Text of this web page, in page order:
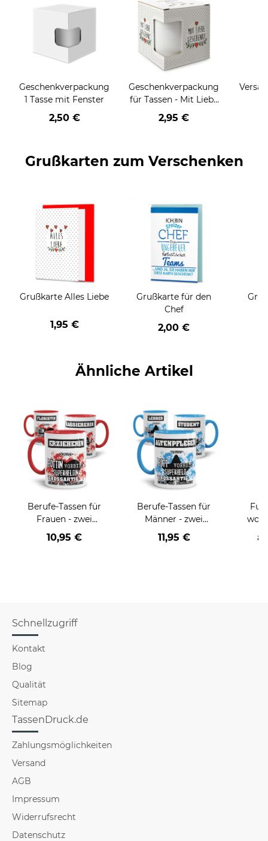
Geschenkverpackung
1 Tasse mit Fenster
2,50 €
Geschenkverpackung
für Tassen - Mit Liebe
geschenkt
2,95 €
Grußkarten zum Verschenken
Grußkarte Alles Liebe
1,95 €
Grußkarte für den
Chef
2,00 €
Ähnliche Artikel
Berufe-Tassen für
Frauen - zwei
Farbvarianten
10,95 €
Berufe-Tassen für
Männer - zwei
Farbvarianten
11,95 €
Schnellzugriff
Kontakt
Blog
Qualität
Sitemap
TassenDruck.de
Zahlungsmöglichkeiten
Versand
AGB
Impressum
Widerrufsrecht
Datenschutz